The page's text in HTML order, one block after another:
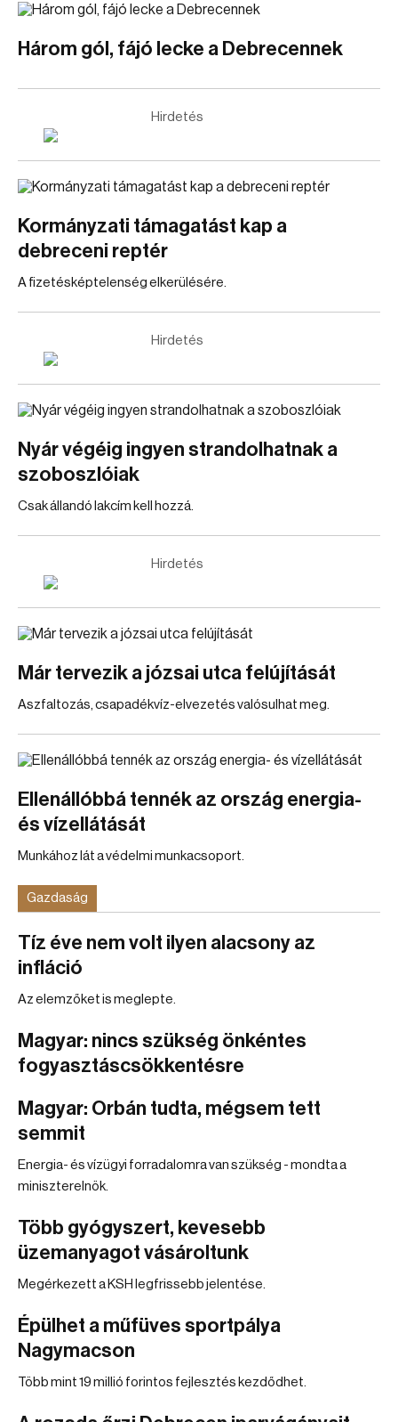
Három gól, fájó lecke a Debrecennek
Hirdetés
Kormányzati támagatást kap a
debreceni reptér
A fizetésképtelenség elkerülésére.
Hirdetés
Nyár végéig ingyen strandolhatnak a
szoboszlóiak
Csak állandó lakcím kell hozzá.
Hirdetés
Már tervezik a józsai utca felújítását
Aszfaltozás, csapadékvíz-elvezetés valósulhat meg.
Ellenállóbbá tennék az ország energia-
és vízellátását
Munkához lát a védelmi munkacsoport.
Gazdaság
Tíz éve nem volt ilyen alacsony az
infláció
Az elemzőket is meglepte.
Magyar: nincs szükség önkéntes
fogyasztáscsökkentésre
Magyar: Orbán tudta, mégsem tett
semmit
Energia- és vízügyi forradalomra van szükség - mondta a
miniszterelnök.
Több gyógyszert, kevesebb
üzemanyagot vásároltunk
Megérkezett a KSH legfrissebb jelentése.
Épülhet a műfüves sportpálya
Nagymacson
Több mint 19 millió forintos fejlesztés kezdődhet.